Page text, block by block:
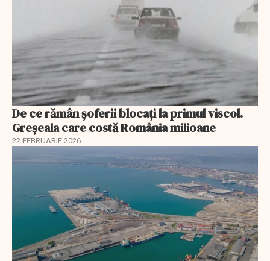
De ce rămân șoferii blocați la primul viscol.
Greșeala care costă România milioane
22 FEBRUARIE 2026